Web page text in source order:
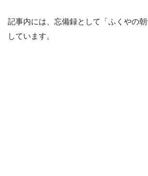
記事内には、忘備録として「ふくやの
しています。